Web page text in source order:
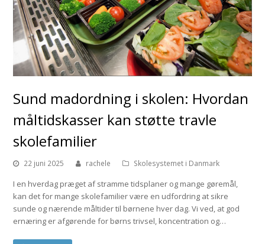
Sund madordning i skolen: Hvordan
måltidskasser kan støtte travle
skolefamilier
22 juni 2025 rachele Skolesystemet i Danmark
I en hverdag præget af stramme tidsplaner og mange gøremål,
kan det for mange skolefamilier være en udfordring at sikre
sunde og nærende måltider til børnene hver dag. Vi ved, at god
ernæring er afgørende for børns trivsel, koncentration og…